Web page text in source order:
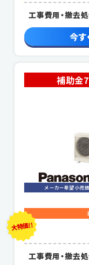
工事費用・撤去
今
補助金
大特価!!
メーカー希望小売
工事費用・撤去